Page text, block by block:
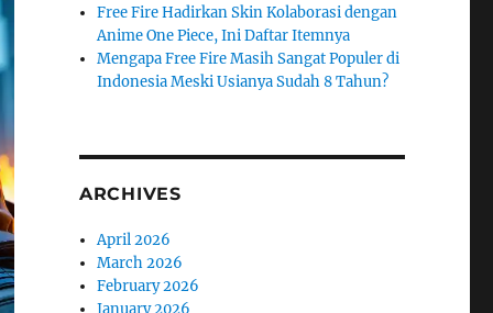
Free Fire Hadirkan Skin Kolaborasi dengan
Anime One Piece, Ini Daftar Itemnya
Mengapa Free Fire Masih Sangat Populer di
Indonesia Meski Usianya Sudah 8 Tahun?
ARCHIVES
April 2026
March 2026
February 2026
January 2026